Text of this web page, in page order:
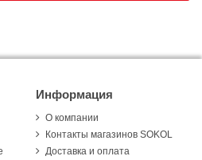
Информация
О компании
Контакты магазинов SOKOL
Доставка и оплата